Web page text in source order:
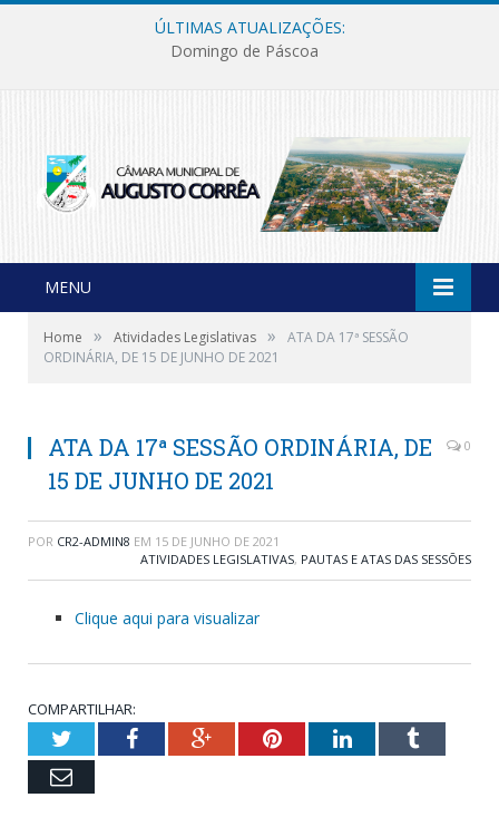
ÚLTIMAS ATUALIZAÇÕES:
Domingo de Páscoa
MENU
Home » Atividades Legislativas »
ATA DA 17ª SESSÃO
ORDINÁRIA, DE 15 DE JUNHO DE 2021
ATA DA 17ª SESSÃO ORDINÁRIA, DE
15 DE JUNHO DE 2021
0
POR CR2-ADMIN8 EM 15 DE JUNHO DE 2021
ATIVIDADES LEGISLATIVAS, PAUTAS E ATAS DAS SESSÕES
Clique aqui para visualizar
COMPARTILHAR:
TwitterFacebookGoogle+PinterestLinkedInTumblr
Email